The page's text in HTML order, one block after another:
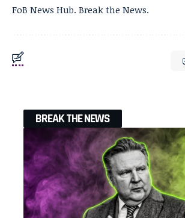
FoB News Hub. Break the News.
BREAK THE NEWS